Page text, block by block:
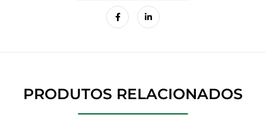
PRODUTOS RELACIONADOS